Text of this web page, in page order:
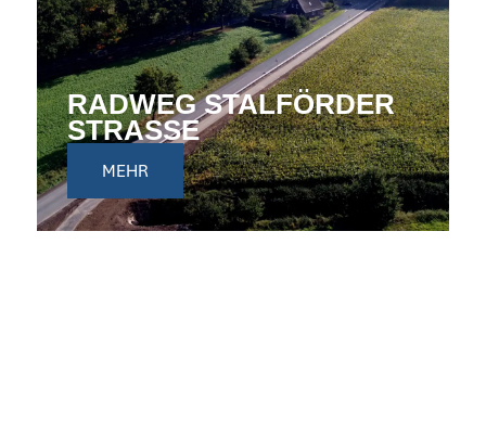
RADWEG STALFÖRDER
STRASSE
MEHR